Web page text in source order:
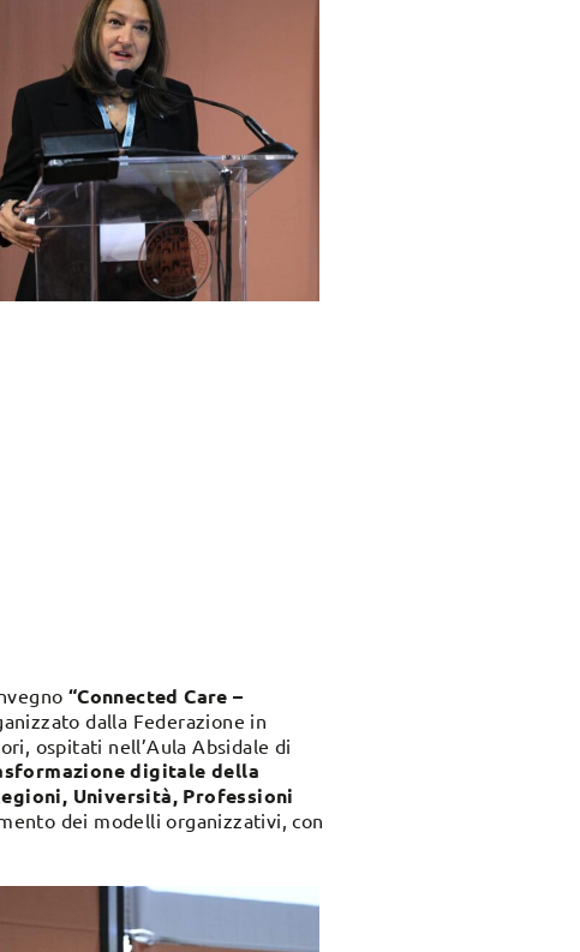
“Connected Care –
dalla Federazione in
ospitati nell’Aula Absidale di
digitale della
Università, Professioni
dei modelli organizzativi, con